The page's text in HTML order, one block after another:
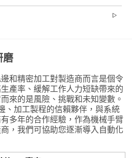
磨
和精密加工對製造商而言是個令
產率、緩解工作人力短缺帶來的
來的是風險、挑戰和未知變數。
、加工製程的信賴夥伴，與系統
多年的合作經驗，作為機械手臂
，我們可協助您逐漸導入自動化